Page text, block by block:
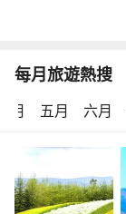
每月旅遊熱搜
月 五月 六月